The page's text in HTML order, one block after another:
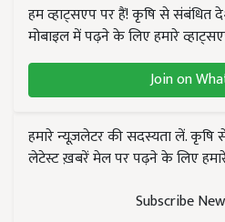
हम व्हाट्सएप पर हैं! कृषि से संबंधित
मोबाइल में पढ़ने के लिए हमारे
Join on
हमारे न्यूज़लेटर की सदस्यता लें.
लेटेस्ट ख़बरें मेल पर पढ़ने के लिए
Subscribe